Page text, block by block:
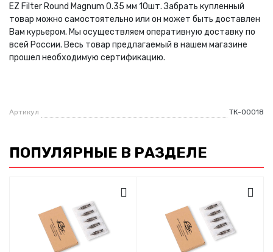
EZ Filter Round Magnum 0.35 мм 10шт. Забрать купленный
товар можно самостоятельно или он может быть доставлен
Вам курьером. Мы осуществляем оперативную доставку по
всей России. Весь товар предлагаемый в нашем магазине
прошел необходимую сертификацию.
Артикул ТК-00018
ПОПУЛЯРНЫЕ В РАЗДЕЛЕ